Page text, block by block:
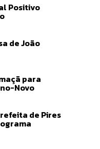
Positivo
de João
para
Novo
de Pires